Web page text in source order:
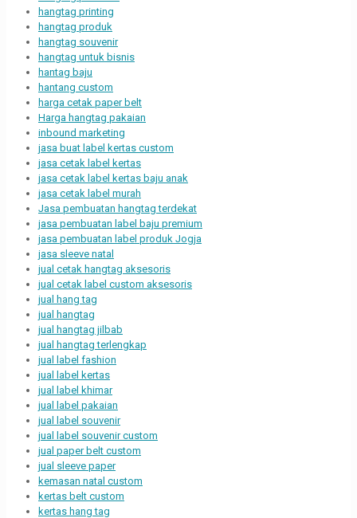
hangtag printing
hangtag produk
hangtag souvenir
hangtag untuk bisnis
hantag baju
hantang custom
harga cetak paper belt
Harga hangtag pakaian
inbound marketing
jasa buat label kertas custom
jasa cetak label kertas
jasa cetak label kertas baju anak
jasa cetak label murah
Jasa pembuatan hangtag terdekat
jasa pembuatan label baju premium
jasa pembuatan label produk Jogja
jasa sleeve natal
jual cetak hangtag aksesoris
jual cetak label custom aksesoris
jual hang tag
jual hangtag
jual hangtag jilbab
jual hangtag terlengkap
jual label fashion
jual label kertas
jual label khimar
jual label pakaian
jual label souvenir
jual label souvenir custom
jual paper belt custom
jual sleeve paper
kemasan natal custom
kertas belt custom
kertas hang tag